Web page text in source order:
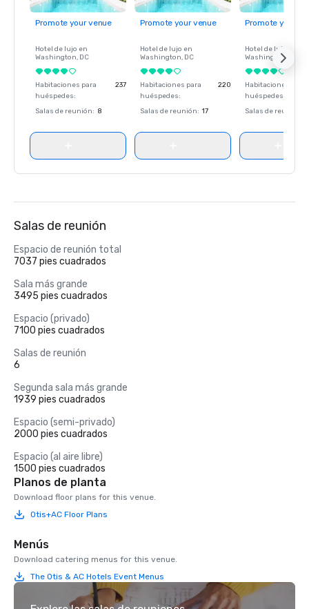
Promote your venue
Hotel de lujo en
Washington, DC
Habitaciones para
huéspedes:
237
Salas de reunión: 8
Promote your venue
Hotel de lujo en
Washington, DC
Habitaciones para
huéspedes:
220
Salas de reunión: 17
Promote your
Hotel de lujo en
Washington
Habitaciones para
huéspedes
Salas de reunión
Salas de reunión
Espacio de reunión total
7037 pies cuadrados
Sala más grande
3495 pies cuadrados
Espacio (privado)
7100 pies cuadrados
Salas de reunión
6
Segunda sala más grande
1939 pies cuadrados
Espacio (semi-privado)
2000 pies cuadrados
Espacio (al aire libre)
1500 pies cuadrados
Planos de planta
Download floor plans for this venue.
Otis+AC Floor Plans
Menús
Download catering menus for this venue.
The Otis & AC Hotels Event Menus